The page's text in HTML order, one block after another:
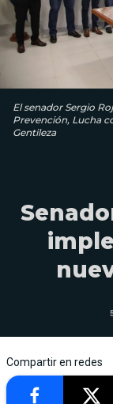
El senador Sergio
Prevención, Lucha
Gentileza
Compartir en redes